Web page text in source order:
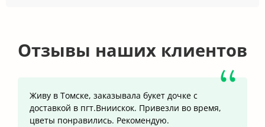
Отзывы наших клиентов
Живу в Томске, заказывала букет дочке с
доставкой в пгт.Вниискок. Привезли во время,
цветы понравились. Рекомендую.